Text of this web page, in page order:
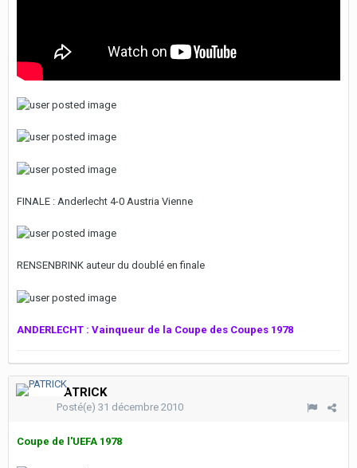
FINALE : Anderlecht 4-0 Austria Vienne
RENSENBRINK auteur du doublé en finale
ANDERLECHT : Vainqueur de la Coupe des Coupes 1978
PATRICK
Posté(e) 31 décembre 2010
Coupe de l'UEFA 1978